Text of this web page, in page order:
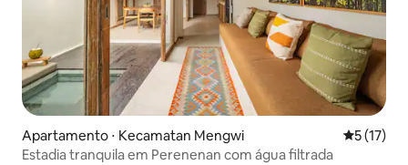
Apartamento ⋅ Kecamatan Mengwi 5 de uma
5 (17)
Estadia tranquila em Perenenan com água filtrada